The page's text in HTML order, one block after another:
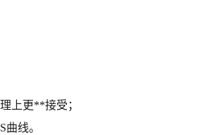
上更**接受；
线。